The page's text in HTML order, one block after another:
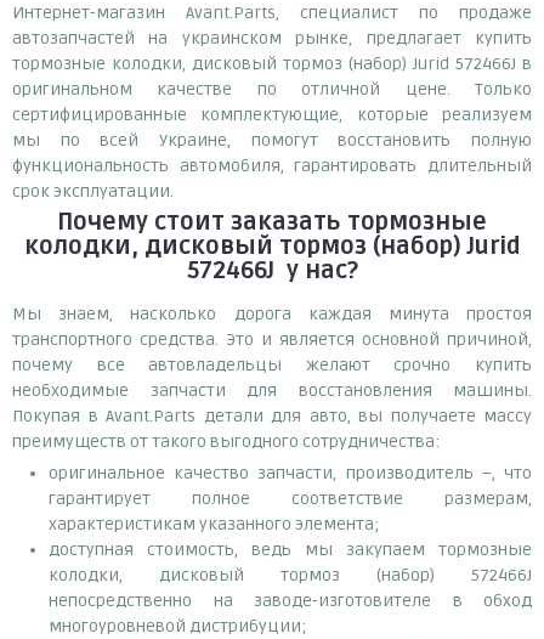
Интернет-магазин Avant.Parts, специалист по продаже
автозапчастей на украинском рынке, предлагает купить
тормозные колодки, дисковый тормоз (набор) Jurid 572466J в
оригинальном качестве по отличной цене. Только
сертифицированные комплектующие, которые реализуем
мы по всей Украине, помогут восстановить полную
функциональность автомобиля, гарантировать длительный
срок эксплуатации.
Почему стоит заказать тормозные
колодки, дисковый тормоз (набор) Jurid
572466J у нас?
Мы знаем, насколько дорога каждая минута простоя
транспортного средства. Это и является основной причиной,
почему все автовладельцы желают срочно купить
необходимые запчасти для восстановления машины.
Покупая в Avant.Parts детали для авто, вы получаете массу
преимуществ от такого выгодного сотрудничества:
оригинальное качество запчасти, производитель –, что
гарантирует полное соответствие размерам,
характеристикам указанного элемента;
доступная стоимость, ведь мы закупаем тормозные
колодки, дисковый тормоз (набор) 572466J
непосредственно на заводе-изготовителе в обход
многоуровневой дистрибуции;